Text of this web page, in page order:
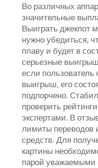
Во различных
значительные
Выиграть джекпот
нужно убедиться,
плаву и будет в
серьезные
если пользователь
выигрыш, его
подпорчено.
проверить
экспертами. В
лимиты переводов
средств. Для
картины
парой уважаемыми